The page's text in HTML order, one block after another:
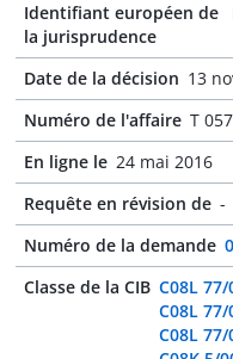
Identifiant européen de
la jurisprudence
Date de la décision 13
Numéro de l'affaire T
En ligne le 24 mai 2016
Requête en révision de -
Numéro de la demande
Classe de la CIB C08L 77/
C08L 77/
C08L 77/